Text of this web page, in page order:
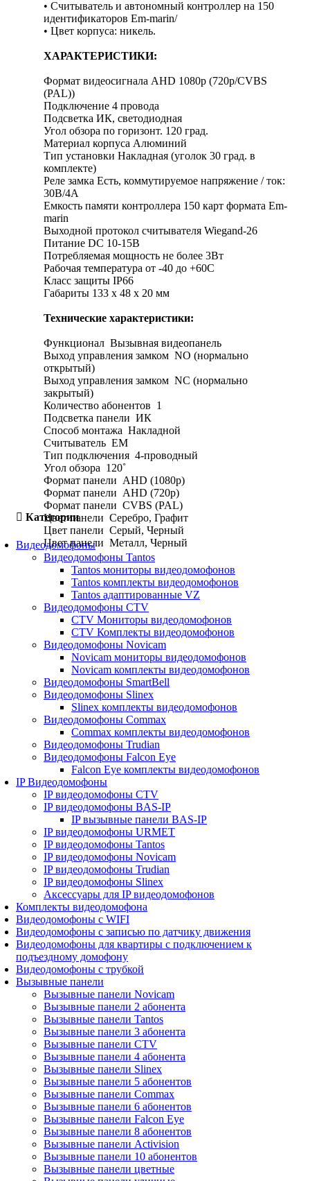
• Считыватель и автономный контроллер на 150
идентификаторов Em-marin/
• Цвет корпуса: никель.
ХАРАКТЕРИСТИКИ:
Формат видеосигнала AHD 1080p (720p/CVBS
(PAL))
Подключение 4 провода
Подсветка ИК, светодиодная
Угол обзора по горизонт. 120 град.
Материал корпуса Алюминий
Тип установки Накладная (уголок 30 град. в
комплекте)
Реле замка Есть, коммутируемое напряжение / ток:
30В/4А
Емкость памяти контроллера 150 карт формата Em-
marin
Выходной протокол считывателя Wiegand-26
Питание DC 10-15В
Потребляемая мощность не более 3Вт
Рабочая температура от -40 до +60С
Класс защиты IP66
Габариты 133 х 48 х 20 мм
Технические характеристики:
Функционал Вызывная видеопанель
Выход управления замком NO (нормально
открытый)
Выход управления замком NC (нормально
закрытый)
Количество абонентов 1
Подсветка панели ИК
Способ монтажа Накладной
Считыватель EM
Тип подключения 4-проводный
Угол обзора 120˚
Формат панели AHD (1080p)
Формат панели AHD (720p)
Формат панели CVBS (PAL)
Цвет панели Серебро, Графит
Цвет панели Серый, Черный
Цвет панели Металл, Черный
Категории
Видеодомофоны
Видеодомофоны Tantos
Tantos мониторы видеодомофонов
Tantos комплекты видеодомофонов
Tantos адаптированные VZ
Видеодомофоны CTV
CTV Мониторы видеодомофонов
CTV Комплекты видеодомофонов
Видеодомофоны Novicam
Novicam мониторы видеодомофонов
Novicam комплекты видеодомофонов
Видеодомофоны SmartBell
Видеодомофоны Slinex
Slinex комплекты видеодомофонов
Видеодомофоны Commax
Commax комплекты видеодомофонов
Видеодомофоны Trudian
Видеодомофоны Falcon Eye
Falcon Eye комплекты видеодомофонов
IP Видеодомофоны
IP видеодомофоны CTV
IP видеодомофоны BAS-IP
IP вызывные панели BAS-IP
IP видеодомофоны URMET
IP видеодомофоны Tantos
IP видеодомофоны Novicam
IP видеодомофоны Trudian
IP видеодомофоны Slinex
Аксессуары для IP видеодомофонов
Комплекты видеодомофона
Видеодомофоны с WIFI
Видеодомофоны с записью по датчику движения
Видеодомофоны для квартиры с подключением к
подъездному домофону
Видеодомофоны с трубкой
Вызывные панели
Вызывные панели Novicam
Вызывные панели 2 абонента
Вызывные панели Tantos
Вызывные панели 3 абонента
Вызывные панели CTV
Вызывные панели 4 абонента
Вызывные панели Slinex
Вызывные панели 5 абонентов
Вызывные панели Commax
Вызывные панели 6 абонентов
Вызывные панели Falcon Eye
Вызывные панели 8 абонентов
Вызывные панели Activision
Вызывные панели 10 абонентов
Вызывные панели цветные